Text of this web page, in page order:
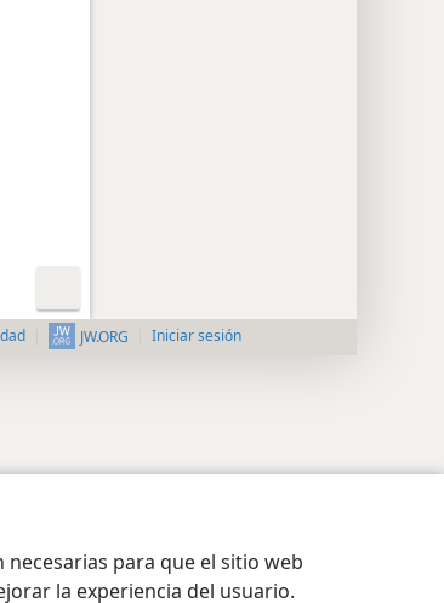
necesarias para que el sitio web
la experiencia del usuario.
JW.ORG Iniciar sesión